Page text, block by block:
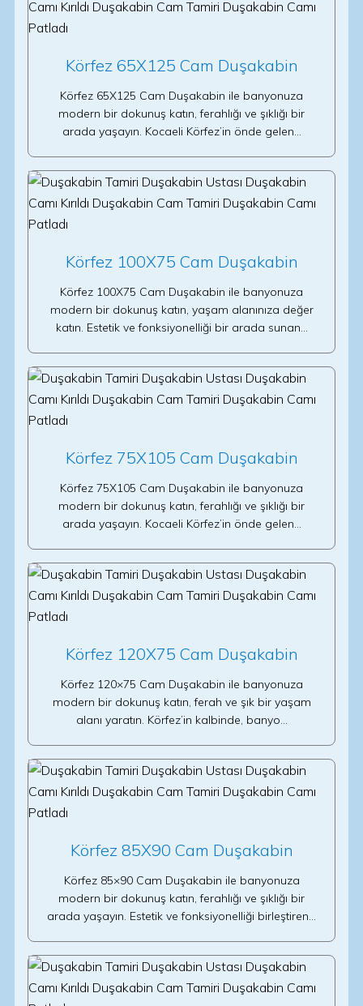
Körfez 65X125 Cam Duşakabin
Körfez 65X125 Cam Duşakabin ile banyonuza
modern bir dokunuş katın, ferahlığı ve şıklığı bir
arada yaşayın. Kocaeli Körfez’in önde gelen…
Körfez 100X75 Cam Duşakabin
Körfez 100X75 Cam Duşakabin ile banyonuza
modern bir dokunuş katın, yaşam alanınıza değer
katın. Estetik ve fonksiyonelliği bir arada sunan…
Körfez 75X105 Cam Duşakabin
Körfez 75X105 Cam Duşakabin ile banyonuza
modern bir dokunuş katın, ferahlığı ve şıklığı bir
arada yaşayın. Kocaeli Körfez’in önde gelen…
Körfez 120X75 Cam Duşakabin
Körfez 120×75 Cam Duşakabin ile banyonuza
modern bir dokunuş katın, ferah ve şık bir yaşam
alanı yaratın. Körfez’in kalbinde, banyo…
Körfez 85X90 Cam Duşakabin
Körfez 85×90 Cam Duşakabin ile banyonuza
modern bir dokunuş katın, ferahlığı ve şıklığı bir
arada yaşayın. Estetik ve fonksiyonelliği birleştiren…